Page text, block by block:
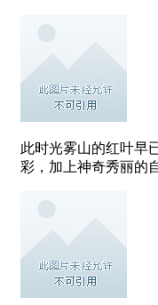
此时光雾山的红叶早
彩，加上神奇秀丽的